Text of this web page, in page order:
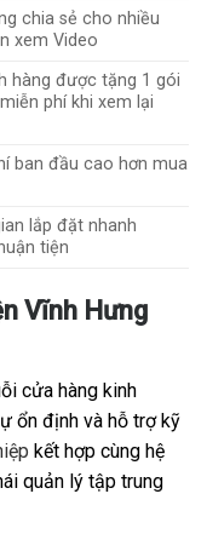
chia sẻ cho nhiều
xem Video
hàng được tặng 1 gói
phí khi xem lại
ban đầu cao hơn mua
lắp đặt nhanh
tiện
Vĩnh Hưng
cửa hàng kinh
ổn định và hỗ trợ kỹ
kết hợp cùng hệ
quản lý tập trung